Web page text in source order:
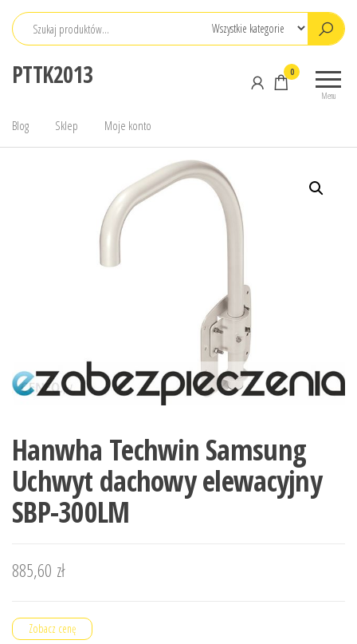
Przejdź
PTTK2013
Menu
0
Blog Sklep Moje konto
Hanwha Techwin Samsung
Uchwyt dachowy elewacyjny
SBP-300LM
885,60 zł
Zobacz cenę